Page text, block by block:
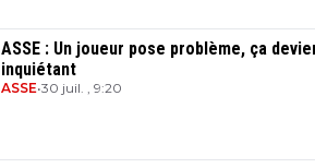
ASSE : Un joueur pose problème, ça
inquiétant
ASSE•30 juil. , 9:20